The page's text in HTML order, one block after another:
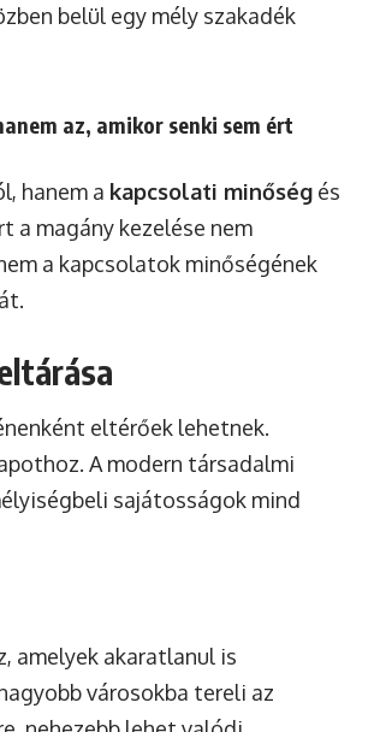
belül egy mély szakadék
az, amikor senki sem ért
hanem a kapcsolati minőség és
a magány kezelése nem
a kapcsolatok minőségének
eltérőek lehetnek.
A modern társadalmi
sajátosságok mind
amelyek akaratlanul is
városokba tereli az